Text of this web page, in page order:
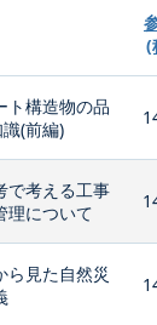
(
ト構造物の品
(前編)
で考える工事
理について
ら見た自然災